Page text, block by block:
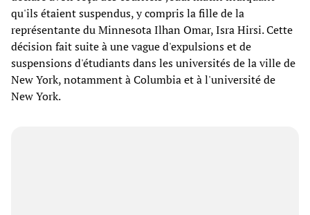
qu'ils étaient suspendus, y compris la fille de la
représentante du Minnesota Ilhan Omar, Isra Hirsi. Cette
décision fait suite à une vague d'expulsions et de
suspensions d'étudiants dans les universités de la ville de
New York, notamment à Columbia et à l'université de
New York.